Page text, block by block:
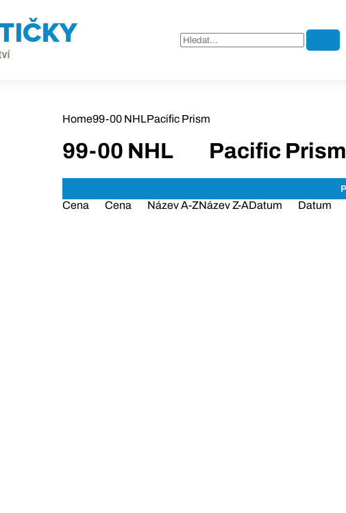
Home99-00 NHLPacific Prism
99-00 NHL Pacific Prism
Cena Cena Název A-ZNázev Z-ADatum Datum